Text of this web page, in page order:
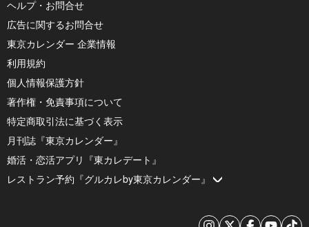
ヘルプ・お問合せ
広告に関するお問合せ
東京カレンダー 企業情報
利用規約
個人情報保護方針
著作権・免責事項について
特定商取引法に基づく表示
月刊誌『東京カレンダー』
婚活・恋活アプリ『東カレデート』
レストラン予約『グルカレby東京カレンダー』